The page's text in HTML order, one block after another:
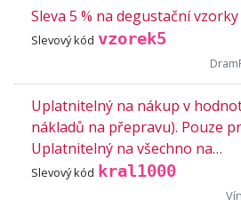
Sleva 5 % na degustační vzorky
Slevový kód vzorek5
Uplatnitelný na nákup v
nákladů na přepravu). Pouze
Uplatnitelný na všechno na…
Slevový kód kral1000